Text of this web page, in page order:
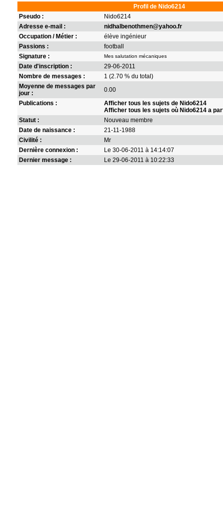
Profil de Nido6214
Pseudo :
Nido6214
Adresse e-mail :
nidhalbenothmen@yahoo.fr
Occupation / Métier :
élève ingénieur
Passions :
football
Signature :
Mes salutation mécaniques
Date d'inscription :
29-06-2011
Nombre de messages :
1 (2.70 % du total)
Moyenne de messages par
jour :
0.00
Publications :
Afficher tous les sujets de Nido6214
Afficher tous les sujets où Nido6214 a
Statut :
Nouveau membre
Date de naissance :
21-11-1988
Civilité :
Mr
Dernière connexion :
Le 30-06-2011 à 14:14:07
Dernier message :
Le 29-06-2011 à 10:22:33